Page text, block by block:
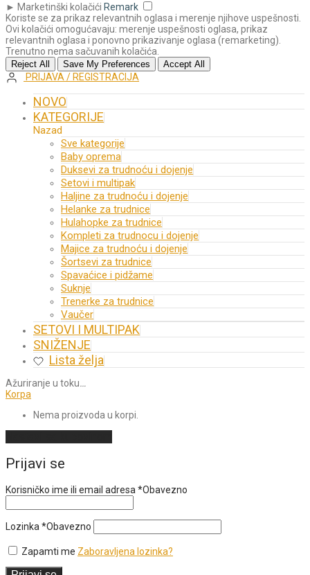
► Marketinški kolačići Remark
Koriste se za prikaz relevantnih oglasa i merenje njihove uspešnosti.
Ovi kolačići omogućavaju: merenje uspešnosti oglasa, prikaz
relevantnih oglasa i ponovno prikazivanje oglasa (remarketing).
Trenutno nema sačuvanih kolačića.
Reject All Save My Preferences Accept All
PRIJAVA / REGISTRACIJA
NOVO
KATEGORIJE
Nazad
Sve kategorije
Baby oprema
Duksevi za trudnoću i dojenje
Setovi i multipak
Haljine za trudnoću i dojenje
Helanke za trudnice
Hulahopke za trudnice
Kompleti za trudnocu i dojenje
Majice za trudnoću i dojenje
Šortsevi za trudnice
Spavaćice i pidžame
Suknje
Trenerke za trudnice
Vaučer
SETOVI I MULTIPAK
SNIŽENJE
Lista želja
Ažuriranje u toku…
Korpa
Nema proizvoda u korpi.
Prijavi se
Korisničko ime ili email adresa *Obavezno
Lozinka *Obavezno
Zapamti me Zaboravljena lozinka?